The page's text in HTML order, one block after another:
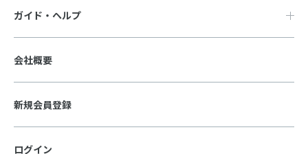
ガイド・ヘルプ
会社概要
新規会員登録
ログイン